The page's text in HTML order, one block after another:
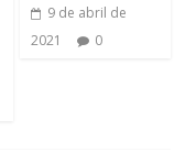
9 de abril de
2021
0